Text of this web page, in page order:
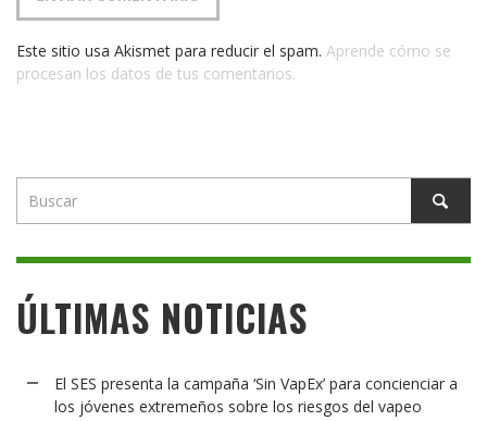
Este sitio usa Akismet para reducir el spam. Aprende cómo se
procesan los datos de tus comentarios.
ÚLTIMAS NOTICIAS
El SES presenta la campaña ‘Sin VapEx’ para concienciar a
los jóvenes extremeños sobre los riesgos del vapeo